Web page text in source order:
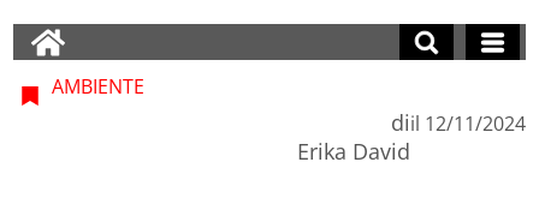
AMBIENTE
di
Erika David
il 12/11/2024